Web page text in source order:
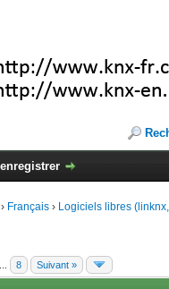
› Français › Logiciels libres
8 Suivant »